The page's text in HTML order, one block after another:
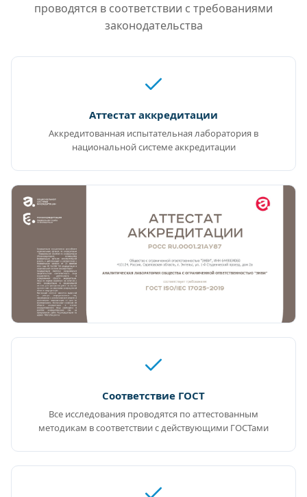
проводятся в соответствии с требованиями
законодательства
Аттестат аккредитации
Аккредитованная испытательная лаборатория в
национальной системе аккредитации
Соответствие ГОСТ
Все исследования проводятся по аттестованным
методикам в соответствии с действующими ГОСТами